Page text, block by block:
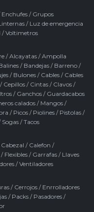
Enchufes / Grupos
/ Luz de emergencia
/Voltimetros
/Alcayatas /Ampolla
/ Bandejas / Barreno /
/ Bulones / Cables / Cables
/ Cepillos / Cintas / Clavos /
/ Ganchos / Guardacabos
calados / Mangos /
/ Picos / Piolines / Pistolas /
Sogas /Tacos
Cabezal / Calefon /
/ Flexibles / Garrafas / Llaves
/Ventiladores
/ Cerrojos / Enrrolladores
/ Packs / Pasadores /